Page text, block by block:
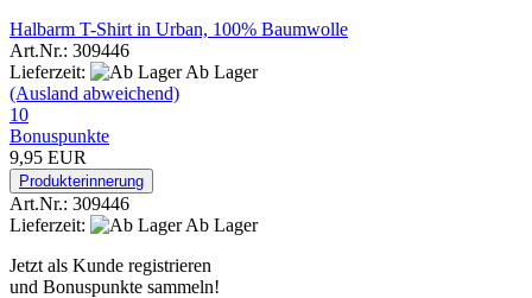
Halbarm T-Shirt in Urban, 100% Baumwolle
Art.Nr.: 309446
Lieferzeit:
Ab Lager
(Ausland abweichend)
10
Bonuspunkte
9,95 EUR
Produkterinnerung
Art.Nr.: 309446
Lieferzeit:
Ab Lager
Jetzt als Kunde registrieren
und Bonuspunkte sammeln!